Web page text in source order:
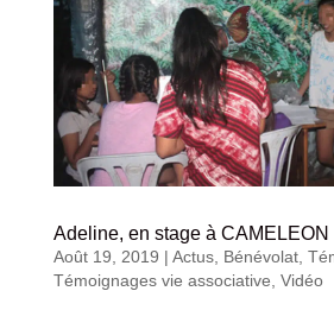
Adeline, en stage à
Août 19, 2019 | Actus, Bénévolat,
Témoignages vie associative Vidéo